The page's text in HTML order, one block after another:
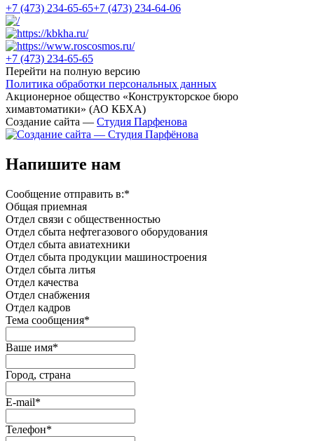
+7 (473) 234-65-65+7 (473) 234-64-06
+7 (473) 234-65-65
Перейти на полную версию
Политика обработки персональных данных
Акционерное общество «Конструкторское бюро
химавтоматики» (АО КБХА)
Создание сайта — Студия Парфенова
Напишите нам
Сообщение отправить в:*
Общая приемная
Отдел связи с общественностью
Oтдел сбыта нефтегазового оборудования
Отдел сбыта авиатехники
Отдел сбыта продукции машиностроения
Отдел сбыта литья
Отдел качества
Oтдел снабжения
Отдел кадров
Тема сообщения*
Ваше имя*
Город, страна
E-mail*
Телефон*